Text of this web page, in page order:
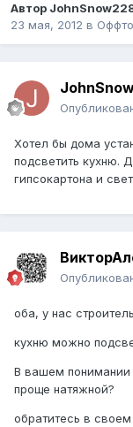
Автор
23 мая, 2012 в
Хотел бы дома
подсветить кухню.
гипсокартона и
оба, у нас
кухню можно
В вашем понимании
проще натяжной?
обратитесь в